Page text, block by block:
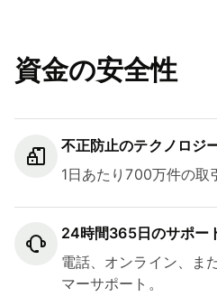
資金の安全性
不正防止のテクノロジ
1日あたり700万件の取
24時間365日のサポー
電話、オンライン、ま
マーサポート。